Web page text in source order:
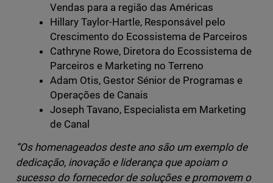
Vendas para a região das Américas
Hillary Taylor-Hartle, Responsável pelo
Crescimento do Ecossistema de Parceiros
Cathryne Rowe, Diretora do Ecossistema de
Parceiros e Marketing no Terreno
Adam Otis, Gestor Sénior de Programas e
Operações de Canais
Joseph Tavano, Especialista em Marketing
de Canal
“Os homenageados deste ano são um exemplo de
dedicação, inovação e liderança que apoiam o
sucesso do fornecedor de soluções e promovem o